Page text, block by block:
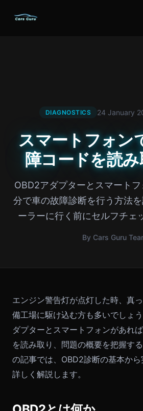
DIAGNOSTICS 24 January
スマートフォン
障コードを読
OBD2アダプターとスマート
分で車の故障診断を行う方法
ーラーに行く前にセルフチェ
By Cars Guru
エンジン警告灯が点灯した時、真
備工場に駆け込む方も多いでしょ
ダプターとスマートフォンがあれ
を読み取り、問題の概要を把握す
の記事では、OBD2診断の基本か
詳しく解説します。